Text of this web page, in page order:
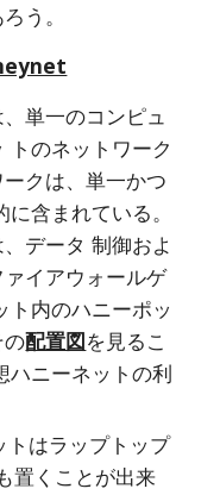
う。
単一のコンピュ
トのネットワーク
クは、単一かつ
含まれている。
データ 制御およ
イアウォールゲ
ト内のハニーポッ
の配置図を見るこ
ハニーネットの利
トはラップトップ
置くことが出来